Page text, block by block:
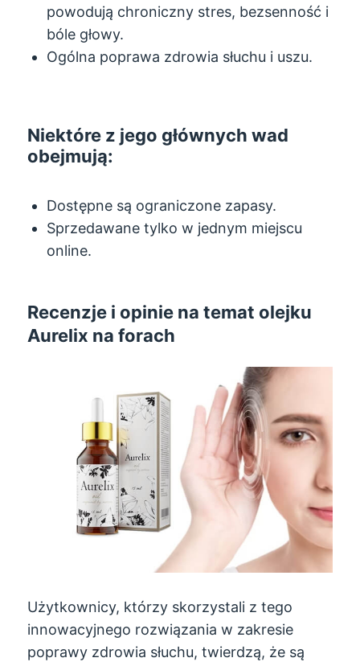
powodują chroniczny stres, bezsenność i
bóle głowy.
Ogólna poprawa zdrowia słuchu i uszu.
Niektóre z jego głównych wad
obejmują:
Dostępne są ograniczone zapasy.
Sprzedawane tylko w jednym miejscu
online.
Recenzje i opinie na temat olejku
Aurelix na forach
Użytkownicy, którzy skorzystali z tego
innowacyjnego rozwiązania w zakresie
poprawy zdrowia słuchu, twierdzą, że są